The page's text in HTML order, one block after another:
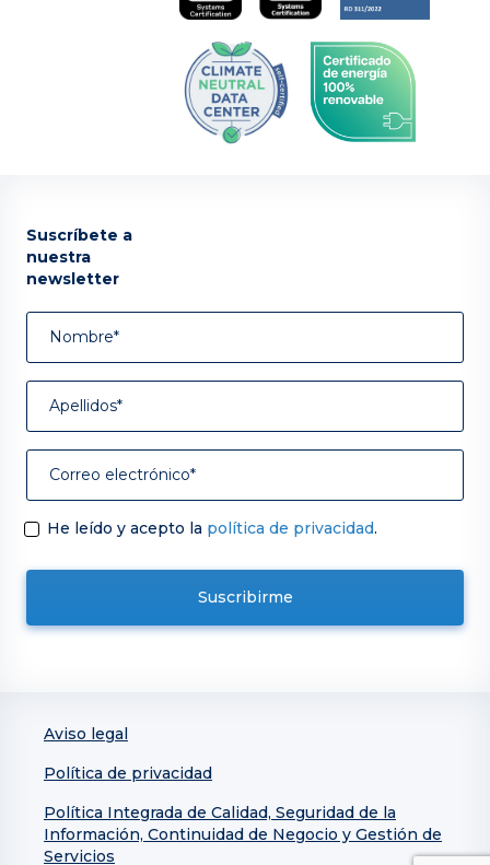
Suscríbete a
nuestra
newsletter
He leído y acepto la política de privacidad.
Aviso legal
Política de privacidad
Política Integrada de Calidad, Seguridad de la
Información, Continuidad de Negocio y Gestión de
Servicios